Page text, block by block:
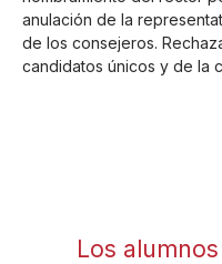
anulación de la
de los consejeros.
candidatos únicos y de la
Los